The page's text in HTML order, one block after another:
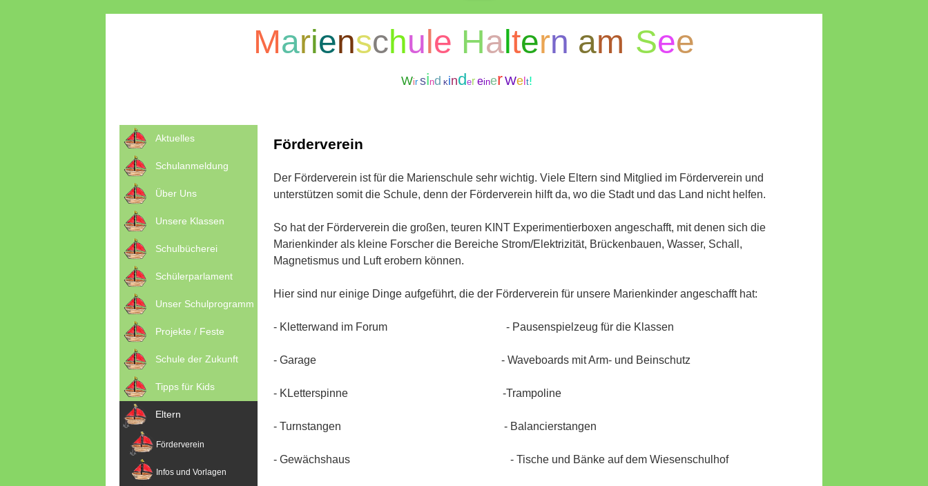
Marienschule Haltern am See
Wir sind KindereinerWe t!
Aktuelles
Schulanmeldung
Über Uns
Unsere Klassen
Schulbücherei
Schülerparlament
Unser Schulprogramm
Projekte / Feste
Schule der Zukunft
Tipps für Kids
Eltern
Förderverein
Infos und Vorlagen
Förderverein
Der Förderverein ist für die Marienschule sehr wichtig. Viele Eltern sind Mitglied im Förderverein und
unterstützen somit die Schule, denn der Förderverein hilft da, wo die Stadt und das Land nicht helfen.
So hat der Förderverein die großen, teuren KINT Experimentierboxen angeschafft, mit denen sich die
Marienkinder als kleine Forscher die Bereiche Strom/Elektrizität, Brückenbauen, Wasser, Schall,
Magnetismus und Luft erobern können.
Hier sind nur einige Dinge aufgeführt, die der Förderverein für unsere Marienkinder angeschafft hat:
- Kletterwand im Forum - Pausenspielzeug für die Klassen
- Garage - Waveboards mit Arm- und Beinschutz
- KLetterspinne -Trampoline
- Turnstangen - Balancierstangen
- Gewächshaus - Tische und Bänke auf dem Wiesenschulhof